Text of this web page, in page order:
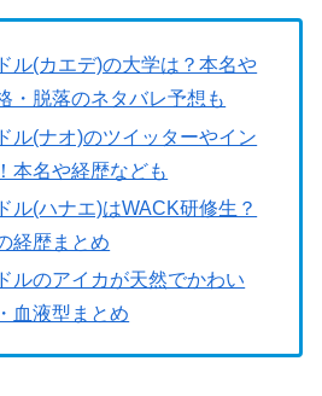
ル(カエデ)の大学は？本名や
・脱落のネタバレ予想も
ル(ナオ)のツイッターやイン
本名や経歴なども
ル(ハナエ)はWACK研修生？
経歴まとめ
ルのアイカが天然でかわい
血液型まとめ